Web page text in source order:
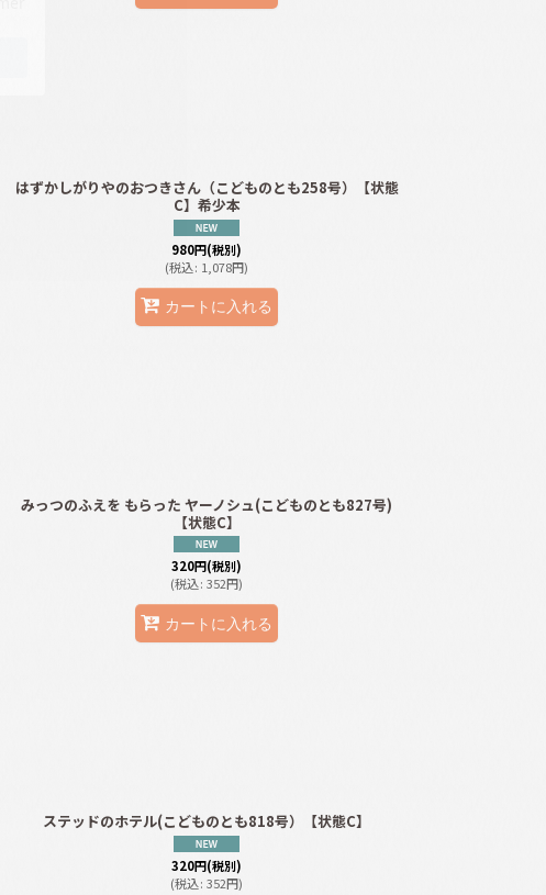
はずかしがりやのおつきさん（こどものとも258号）【状態
C】希少本
980円(税別)
(税込: 1,078円)
カートに入れる
みっつのふえを もらった ヤーノシュ(こどものとも827号)
【状態C】
320円(税別)
(税込: 352円)
カートに入れる
ステッドのホテル(こどものとも818号）【状態C】
320円(税別)
(税込: 352円)